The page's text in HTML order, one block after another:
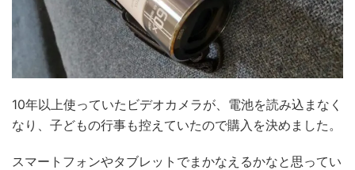
10年以上使っていたビデオカメラが、電池を読み込まなく
なり、子どもの行事も控えていたので購入を決めました。
スマートフォンやタブレットでまかなえるかなと思ってい